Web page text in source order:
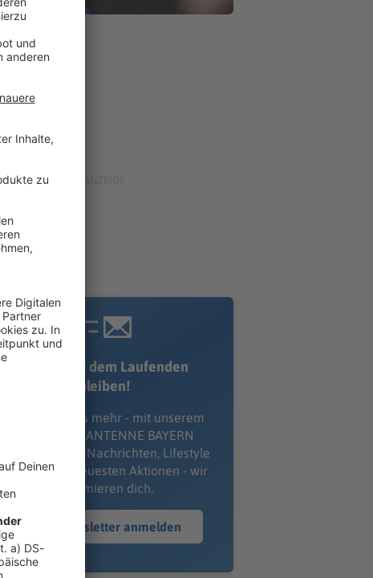
Immer auf dem Laufenden
bleiben!
Verpass' nichts mehr - mit unserem
kostenlosen ANTENNE BAYERN
Newsletter. Ob Nachrichten, Lifestyle
oder unsere neuesten Aktionen - wir
informieren dich.
Zum Newsletter anmelden